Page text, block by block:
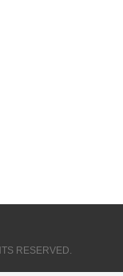
RESERVED.